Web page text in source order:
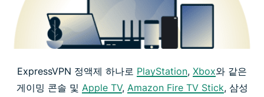
ExpressVPN 정액제 하나로 PlayStation, Xbox와 같은
게이밍 콘솔 및 Apple TV, Amazon Fire TV Stick, 삼성